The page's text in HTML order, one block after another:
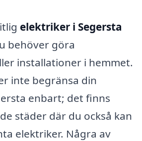
elektriker i Segersta
behöver göra
installationer i hemmet.
inte begränsa din
enbart; det finns
städer där du också kan
elektriker. Några av